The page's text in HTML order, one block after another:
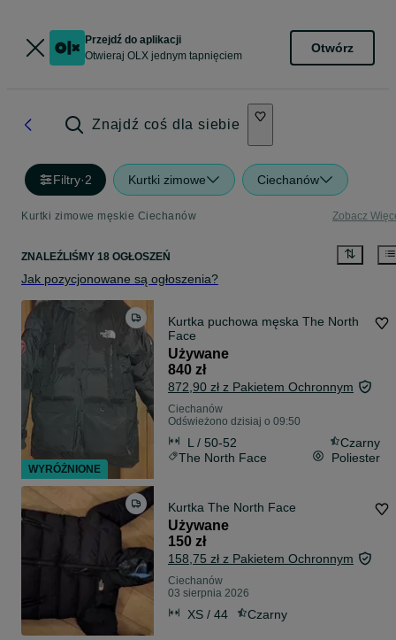
Przejdź do aplikacji
Otwieraj OLX jednym tapnięciem
Otwórz
Znajdź coś dla siebie
Filtry·2 Kurtki zimowe Ciechanów
Kurtki zimowe męskie Ciechanów Zobacz
ZNALEŹLIŚMY 18 OGŁOSZEŃ
Jak pozycjonowane są ogłoszenia?
Kurtka puchowa męska The North
Face
Używane
840 zł
872,90 zł z Pakietem Ochronnym
Ciechanów
Odświeżono dzisiaj o 09:50
L / 50-52
Czarny
The North Face
Poliester
Kurtka The North Face
Używane
150 zł
158,75 zł z Pakietem Ochronnym
Ciechanów
03 sierpnia 2026
XS / 44 Czarny
WYRÓŻNIONE